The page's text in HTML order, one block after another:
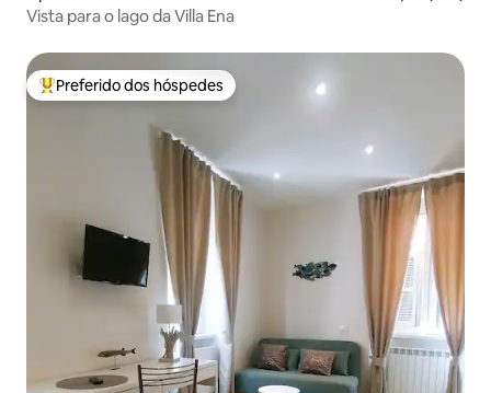
Vista para o lago da Villa Ena
Entre os melhores preferidos dos hóspedes
Preferido dos hóspedes